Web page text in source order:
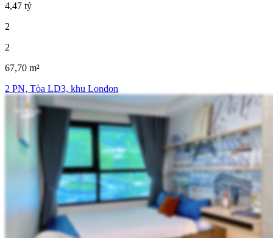
4,47 tỷ
2
2
67,70 m²
2 PN, Tòa LD3, khu London